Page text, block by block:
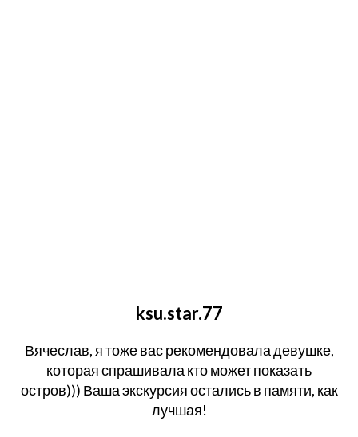
ksu.star.77
Вячеслав, я тоже вас рекомендовала девушке,
которая спрашивала кто может показать
остров))) Ваша экскурсия остались в памяти, как
лучшая!